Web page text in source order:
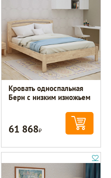
Кровать односпальная
Берн с низким изножьем
61 868Р